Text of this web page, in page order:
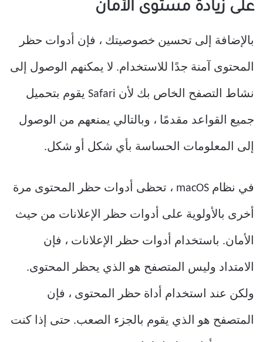
على زيادة مستوى الأمان
بالإضافة إلى تحسين خصوصيتك ، فإن أدوات حظر
المحتوى آمنة جدًا للاستخدام. لا يمكنهم الوصول إلى
نشاط التصفح الخاص بك لأن Safari يقوم بتحميل
جميع القواعد مقدمًا ، وبالتالي يمنعهم من الوصول
إلى المعلومات الحساسة بأي شكل أو شكل.
في نظام macOS ، تحظى أدوات حظر المحتوى مرة
أخرى بالأولوية على أدوات حظر الإعلانات من حيث
الأمان. باستخدام أدوات حظر الإعلانات ، فإن
الامتداد وليس المتصفح هو الذي يحظر المحتوى.
ولكن عند استخدام أداة حظر المحتوى ، فإن
المتصفح هو الذي يقوم بالجزء الصعب. حتى إذا كنت